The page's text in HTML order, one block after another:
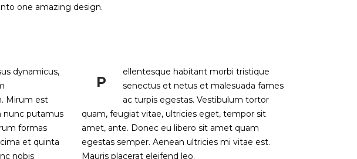
one amazing design.
dynamicus,
Mirum est
nunc putamus
formas
et quinta
nobis
P
ellentesque habitant morbi tristique
senectus et netus et malesuada fames
ac turpis egestas. Vestibulum tortor
quam, feugiat vitae, ultricies eget, tempor sit
amet, ante. Donec eu libero sit amet quam
egestas semper. Aenean ultricies mi vitae est.
Mauris placerat eleifend leo.